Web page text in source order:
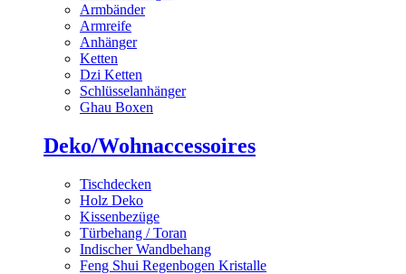
Armbänder
Armreife
Anhänger
Ketten
Dzi Ketten
Schlüsselanhänger
Ghau Boxen
Deko/Wohnaccessoires
Tischdecken
Holz Deko
Kissenbezüge
Türbehang / Toran
Indischer Wandbehang
Feng Shui Regenbogen Kristalle